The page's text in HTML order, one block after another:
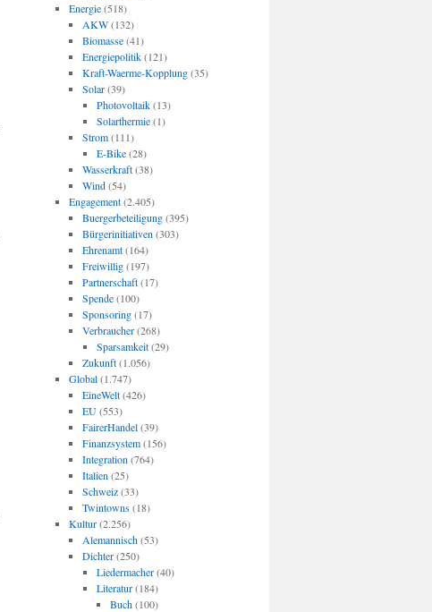
Energie(518)
AKW(132)
Biomasse(41)
Energiepolitik(121)
Kraft-Waerme-Kopplung(35)
Solar(39)
Photovoltaik(13)
Solarthermie(1)
Strom(111)
E-Bike(28)
Wasserkraft(38)
Wind(54)
Engagement(2.405)
Buergerbeteiligung(395)
Bürgerinitiativen (303)
Ehrenamt(164)
Freiwillig(197)
Partnerschaft(17)
Spende(100)
Sponsoring(17)
Verbraucher(268)
Sparsamkeit(29)
Zukunft(1.056)
Global(1.747)
EineWelt(426)
EU(553)
FairerHandel(39)
Finanzsystem(156)
Integration (764)
Italien (25)
Schweiz(33)
Twintowns(18)
Kultur(2.256)
Alemannisch(53)
Dichter(250)
Liedermacher(40)
Literatur(184)
Buch(100)